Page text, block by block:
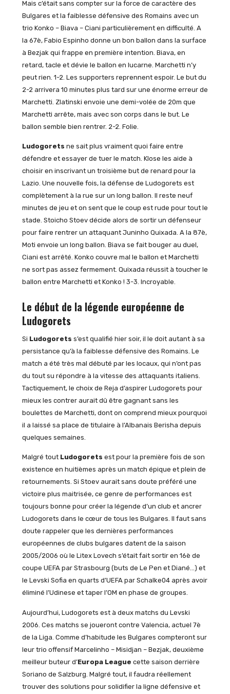
Mais c’était sans compter sur la force de caractère des
Bulgares et la faiblesse défensive des Romains avec un
trio Konko – Biava – Ciani particulièrement en difficulté. A
la 67è, Fabio Espinho donne un bon ballon dans la surface
à Bezjak qui frappe en première intention. Biava, en
retard, tacle et dévie le ballon en lucarne. Marchetti n’y
peut rien. 1-2. Les supporters reprennent espoir. Le but du
2-2 arrivera 10 minutes plus tard sur une énorme erreur de
Marchetti. Zlatinski envoie une demi-volée de 20m que
Marchetti arrête, mais avec son corps dans le but. Le
ballon semble bien rentrer. 2-2. Folie.
Ludogorets ne sait plus vraiment quoi faire entre
défendre et essayer de tuer le match. Klose les aide à
choisir en inscrivant un troisième but de renard pour la
Lazio. Une nouvelle fois, la défense de Ludogorets est
complètement à la rue sur un long ballon. Il reste neuf
minutes de jeu et on sent que le coup est rude pour tout le
stade. Stoicho Stoev décide alors de sortir un défenseur
pour faire rentrer un attaquant Juninho Quixada. A la 87è,
Moti envoie un long ballon. Biava se fait bouger au duel,
Ciani est arrêté. Konko couvre mal le ballon et Marchetti
ne sort pas assez fermement. Quixada réussit à toucher le
ballon entre Marchetti et Konko ! 3-3. Incroyable.
Le début de la légende européenne de
Ludogorets
Si Ludogorets s’est qualifié hier soir, il le doit autant à sa
persistance qu’à la faiblesse défensive des Romains. Le
match a été très mal débuté par les locaux, qui n’ont pas
du tout su répondre à la vitesse des attaquants italiens.
Tactiquement, le choix de Reja d’aspirer Ludogorets pour
mieux les contrer aurait dû être gagnant sans les
boulettes de Marchetti, dont on comprend mieux pourquoi
il a laissé sa place de titulaire à l’Albanais Berisha depuis
quelques semaines.
Malgré tout Ludogorets est pour la première fois de son
existence en huitièmes après un match épique et plein de
retournements. Si Stoev aurait sans doute préféré une
victoire plus maitrisée, ce genre de performances est
toujours bonne pour créer la légende d’un club et ancrer
Ludogorets dans le cœur de tous les Bulgares. Il faut sans
doute rappeler que les dernières performances
européennes de clubs bulgares datent de la saison
2005/2006 où le Litex Lovech s’était fait sortir en 16è de
coupe UEFA par Strasbourg (buts de Le Pen et Diané…) et
le Levski Sofia en quarts d’UEFA par Schalke04 après avoir
éliminé l’Udinese et taper l’OM en phase de groupes.
Aujourd’hui, Ludogorets est à deux matchs du Levski
2006. Ces matchs se joueront contre Valencia, actuel 7è
de la Liga. Comme d’habitude les Bulgares compteront sur
leur trio offensif Marcelinho – Misidjan – Bezjak, deuxième
meilleur buteur d’Europa League cette saison derrière
Soriano de Salzburg. Malgré tout, il faudra réellement
trouver des solutions pour solidifier la ligne défensive et